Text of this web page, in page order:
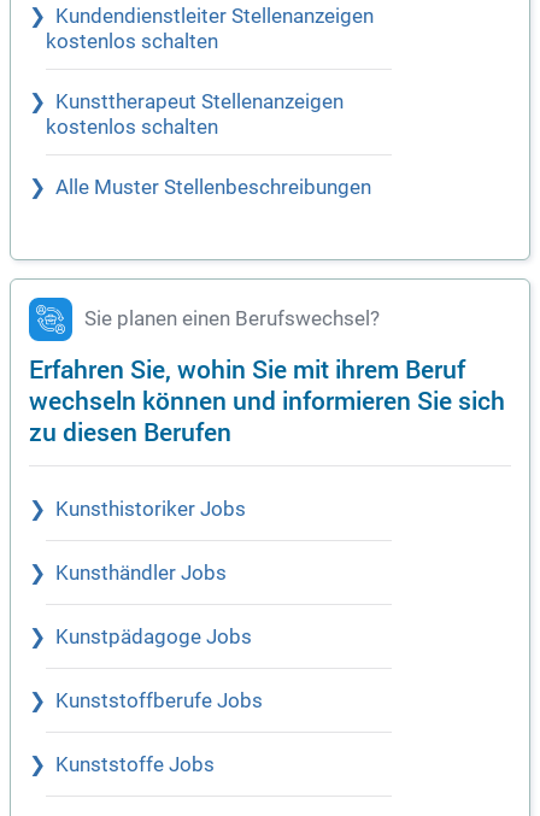
Kundendienstleiter Stellenanzeigen
kostenlos schalten
Kunsttherapeut Stellenanzeigen
kostenlos schalten
Alle Muster Stellenbeschreibungen
Sie planen einen Berufswechsel?
Erfahren Sie, wohin Sie mit ihrem Beruf
wechseln können und informieren Sie sich
zu diesen Berufen
Kunsthistoriker Jobs
Kunsthändler Jobs
Kunstpädagoge Jobs
Kunststoffberufe Jobs
Kunststoffe Jobs